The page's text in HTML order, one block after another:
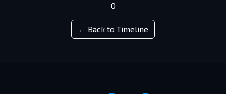
0
← Back to Timeline